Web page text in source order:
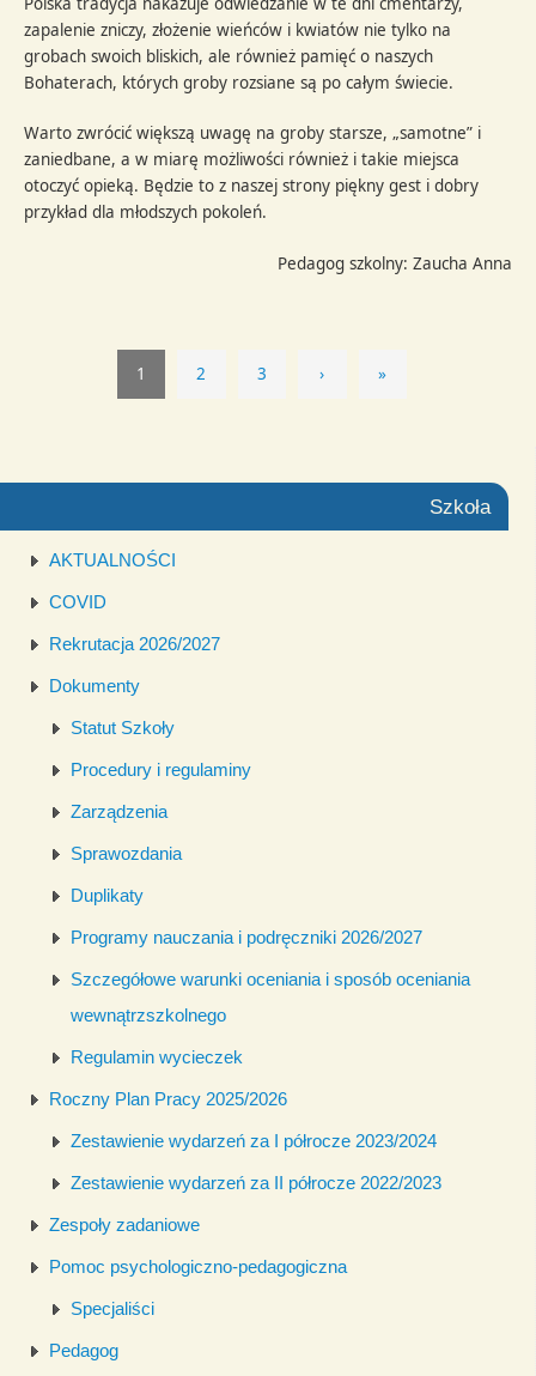
zapalenie zniczy, złożenie wieńców i kwiatów nie tylko na
grobach swoich bliskich, ale również pamięć o naszych
Bohaterach, których groby rozsiane są po całym świecie.
Warto zwrócić większą uwagę na groby starsze, „samotne” i
zaniedbane, a w miarę możliwości również i takie miejsca
otoczyć opieką. Będzie to z naszej strony piękny gest i dobry
przykład dla młodszych pokoleń.
Pedagog szkolny: Zaucha Anna
1 2 3 › »
Szkoła
AKTUALNOŚCI
COVID
Rekrutacja 2026/2027
Dokumenty
Statut Szkoły
Procedury i regulaminy
Zarządzenia
Sprawozdania
Duplikaty
Programy nauczania i podręczniki 2026/2027
Szczegółowe warunki oceniania i sposób oceniania
wewnątrzszkolnego
Regulamin wycieczek
Roczny Plan Pracy 2025/2026
Zestawienie wydarzeń za I półrocze 2023/2024
Zestawienie wydarzeń za II półrocze 2022/2023
Zespoły zadaniowe
Pomoc psychologiczno-pedagogiczna
Specjaliści
Pedagog